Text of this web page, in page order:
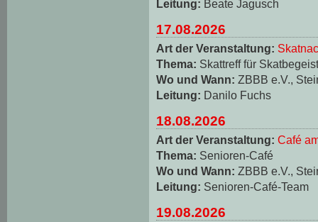
Leitung: Beate Jagusch
17.08.2026
Art der Veranstaltung:
Thema: Skattreff für
Wo und Wann: ZBBB e.V.,
Leitung: Danilo Fuchs
18.08.2026
Art der Veranstaltung: Café
Thema: Senioren-Café
Wo und Wann: ZBBB e.V.,
Leitung: Senioren-Café-Team
19.08.2026